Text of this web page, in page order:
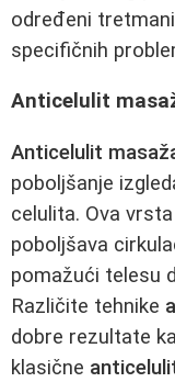
određeni
specifičnih
Anticelulit
Anticelulit
poboljšanje
celulita. Ova
poboljšava
pomažući telesu
Različite tehnike
dobre rezultate
klasične